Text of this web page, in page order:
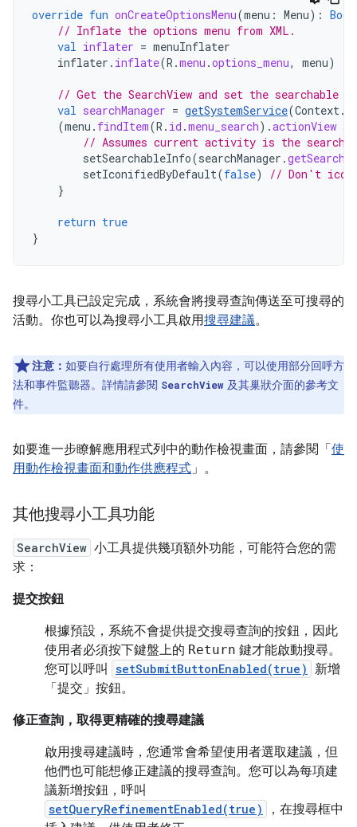
override fun onCreateOptionsMenu(menu : Menu):
// Inflate the options menu from XML.
val inflater = menuInflater
inflater . inflate(R .menu .options_menu, menu)
// Get the SearchView and set the searchable
val searchManager = getSystemService(Context.
(menu . findItem(R . id .menu_search).actionView as
// Assumes current activity is the
setSearchableInfo(searchManager .
setIconifiedByDefault(false)
// Don't
}
return true
}
搜尋小工具已設定完成，系統會將搜尋查詢傳送至可搜尋的
活動。你也可以為搜尋小工具啟用搜尋建議。
注意： 如要自行處理所有使用者輸入內容，可以使用部分回呼方
法和事件監聽器。詳情請參閱 SearchView 及其巢狀介面的參考文
件。
如要進一步瞭解應用程式列中的動作檢視畫面，請參閱「 使
用動作檢視畫面和動作供應程式」。
其他搜尋小工具功能
SearchView 小工具提供幾項額外功能，可能符合您的需
求：
提交按鈕
根據預設，系統不會提供提交搜尋查詢的按鈕，因此
使用者必須按下鍵盤上的 Return 鍵才能啟動搜尋。
您可以呼叫
setSubmitButtonEnabled(true) 新增
「提交」按鈕。
修正查詢，取得更精確的搜尋建議
啟用搜尋建議時，您通常會希望使用者選取建議，但
他們也可能想修正建議的搜尋查詢。您可以為每項建
議新增按鈕，呼叫
setQueryRefinementEnabled(true)
，在搜尋框中